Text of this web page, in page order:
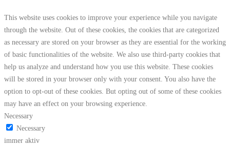
This website uses cookies to improve your experience while you navigate
through the website. Out of these cookies, the cookies that are categorized
as necessary are stored on your browser as they are essential for the working
of basic functionalities of the website. We also use third-party cookies that
help us analyze and understand how you use this website. These cookies
will be stored in your browser only with your consent. You also have the
option to opt-out of these cookies. But opting out of some of these cookies
may have an effect on your browsing experience.
Necessary
Necessary
immer aktiv